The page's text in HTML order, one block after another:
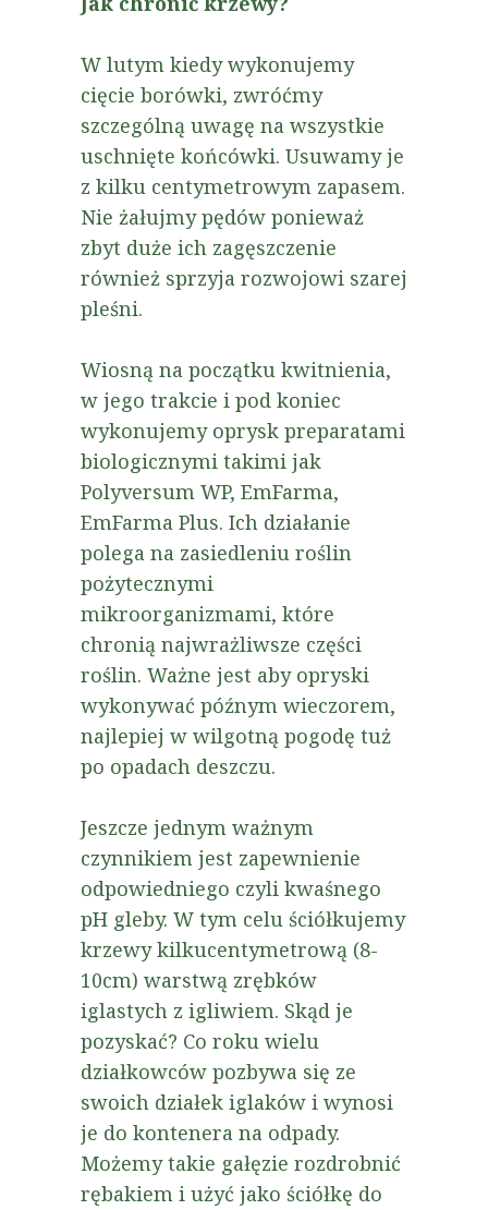
W lutym kiedy wykonujemy
cięcie borówki, zwróćmy
szczególną uwagę na wszystkie
uschnięte końcówki. Usuwamy je
z kilku centymetrowym zapasem.
Nie żałujmy pędów ponieważ
zbyt duże ich zagęszczenie
również sprzyja rozwojowi szarej
pleśni.
Wiosną na początku kwitnienia,
w jego trakcie i pod koniec
wykonujemy oprysk preparatami
biologicznymi takimi jak
Polyversum WP, EmFarma,
EmFarma Plus. Ich działanie
polega na zasiedleniu roślin
pożytecznymi
mikroorganizmami, które
chronią najwrażliwsze części
roślin. Ważne jest aby opryski
wykonywać późnym wieczorem,
najlepiej w wilgotną pogodę tuż
po opadach deszczu.
Jeszcze jednym ważnym
czynnikiem jest zapewnienie
odpowiedniego czyli kwaśnego
pH gleby. W tym celu ściółkujemy
krzewy kilkucentymetrową (8-
10cm) warstwą zrębków
iglastych z igliwiem. Skąd je
pozyskać? Co roku wielu
działkowców pozbywa się ze
swoich działek iglaków i wynosi
je do kontenera na odpady.
Możemy takie gałęzie rozdrobnić
rębakiem i użyć jako ściółkę do